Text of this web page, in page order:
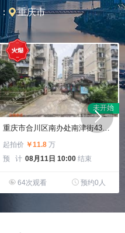
重庆市
重庆市合川区南办处南津街430号2幢1单元7-4（渝丰小区）
起拍价 ￥11.8 万
预 计 08月11日 10:00 结束
未开始
64次观看 预约0人